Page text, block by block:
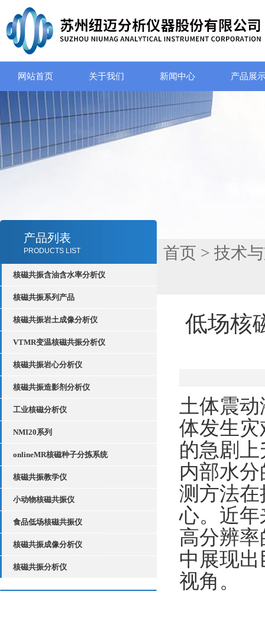
网站首页 关于我们 新闻中心 产品展
产品列表
PRODUCTS LIST
核磁共振含油含水率分析仪
核磁共振系列产品
核磁共振岩土成像分析仪
VTMR变温核磁共振分析仪
核磁共振岩心分析仪
核磁共振造影剂分析仪
工业核磁分析仪
NMI20系列
onlineMR核磁种子分拣系统
核磁共振教学仪
小动物核磁共振仪
食品低场核磁共振仪
核磁共振成像分析仪
核磁共振分析仪
首页 > 技术
低场核
土体震
体发生
的急剧
内部水
测方法
心。近
高分辨
中展现
视角。